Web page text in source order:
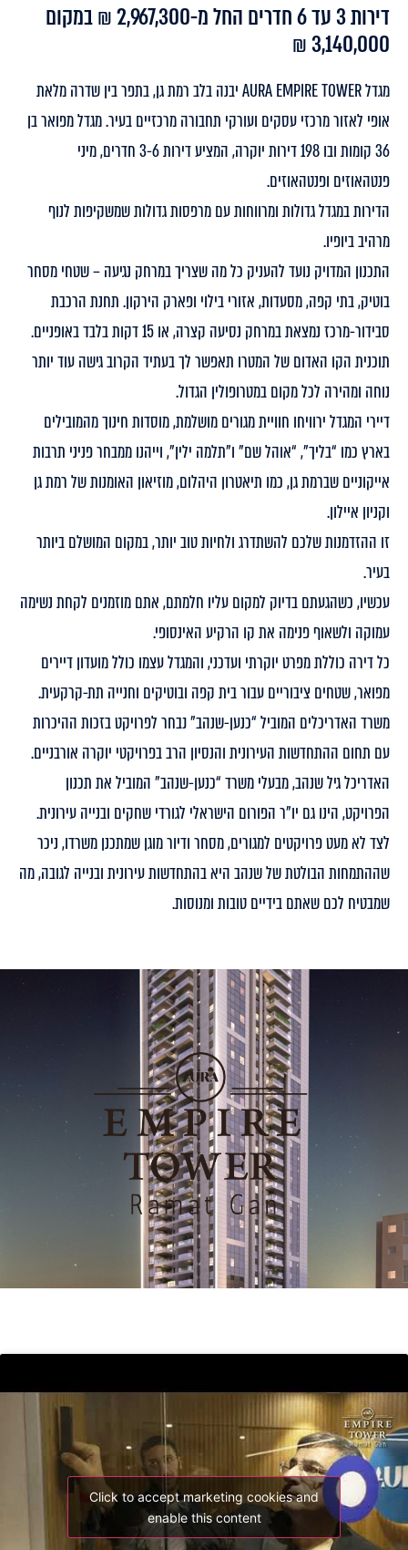
דירות 3 עד 6 חדרים החל מ-2,967,300 ₪ במקום
3,140,000 ₪
מגדל AURA EMPIRE TOWER יבנה בלב רמת גן, בתפר בין שדרה מלאת
אופי לאזור מרכזי עסקים ועורקי תחבורה מרכזיים בעיר. מגדל מפואר בן
36 קומות ובו 198 דירות יוקרה, המציע דירות 3-6 חדרים, מיני
פנטהאוזים ופנטהאוזים.
הדירות במגדל גדולות ומרווחות עם מרפסות גדולות שמשקיפות לנוף
מרהיב ביופיו.
התכנון המדויק נועד להעניק כל מה שצריך במרחק נגיעה – שטחי מסחר
בוטיק, בתי קפה, מסעדות, אזורי בילוי ופארק הירקון. תחנת הרכבת
סבידור-מרכז נמצאת במרחק נסיעה קצרה, או 15 דקות בלבד באופניים.
תוכנית הקו האדום של המטרו תאפשר לך בעתיד הקרוב גישה עוד יותר
נוחה ומהירה לכל מקום במטרופולין הגדול.
דיירי המגדל ירוויחו חוויית מגורים מושלמת, מוסדות חינוך מהמובילים
בארץ כמו “בליך”, “אוהל שם” ו”תלמה ילין”, וייהנו ממבחר פניני תרבות
אייקוניים שברמת גן, כמו תיאטרון היהלום, מוזיאון האומנות של רמת גן
וקניון איילון.
זו ההזדמנות שלכם להשתדרג ולחיות טוב יותר, במקום המושלם ביותר
בעיר.
עכשיו, כשהגעתם בדיוק למקום עליו חלמתם, אתם מוזמנים לקחת נשימה
עמוקה ולשאוף פנימה את קו הרקיע האינסופי.
כל דירה כוללת מפרט יוקרתי ועדכני, והמגדל עצמו כולל מועדון דיירים
מפואר, שטחים ציבוריים עבור בית קפה ובוטיקים וחנייה תת-קרקעית.
משרד האדריכלים המוביל “כנען-שנהב” נבחר לפרויקט בזכות ההיכרות
עם תחום ההתחדשות העירונית והנסיון הרב בפרויקטי יוקרה אורבניים.
האדריכל גיל שנהב, מבעלי משרד “כנען-שנהב” המוביל את תכנון
הפרויקט, הינו גם יו”ר הפורום הישראלי לגורדי שחקים ובנייה עירונית.
לצד לא מעט פרויקטים למגורים, מסחר ודיור מוגן שמתכנן משרדו, ניכר
שההתמחות הבולטת של שנהב היא בהתחדשות עירונית ובנייה לגובה, מה
שמבטיח לכם שאתם בידיים טובות ומנוסות.
Click to accept marketing cookies and
enable this content